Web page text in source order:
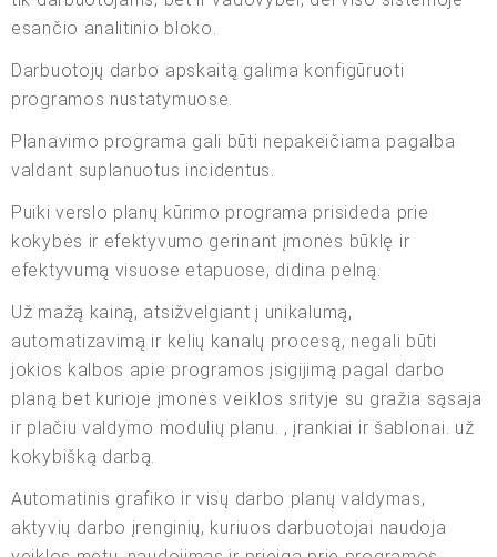
esančio analitinio bloko.
Darbuotojų darbo apskaitą galima konfigūruoti
programos nustatymuose.
Planavimo programa gali būti nepakeičiama pagalba
valdant suplanuotus incidentus.
Puiki verslo planų kūrimo programa prisideda prie
kokybės ir efektyvumo gerinant įmonės būklę ir
efektyvumą visuose etapuose, didina pelną.
Už mažą kainą, atsižvelgiant į unikalumą,
automatizavimą ir kelių kanalų procesą, negali būti
jokios kalbos apie programos įsigijimą pagal darbo
planą bet kurioje įmonės veiklos srityje su gražia sąsaja
ir plačiu valdymo modulių planu. , įrankiai ir šablonai. už
kokybišką darbą.
Automatinis grafiko ir visų darbo planų valdymas,
aktyvių darbo įrenginių, kuriuos darbuotojai naudoja